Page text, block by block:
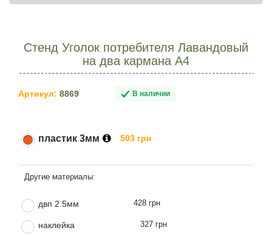
Стенд Уголок потребителя Лавандовый
на два кармана А4
Артикул: 8869 В наличии
пластик 3мм 503 грн
двп 2.5мм 428 грн
наклейка 327 грн